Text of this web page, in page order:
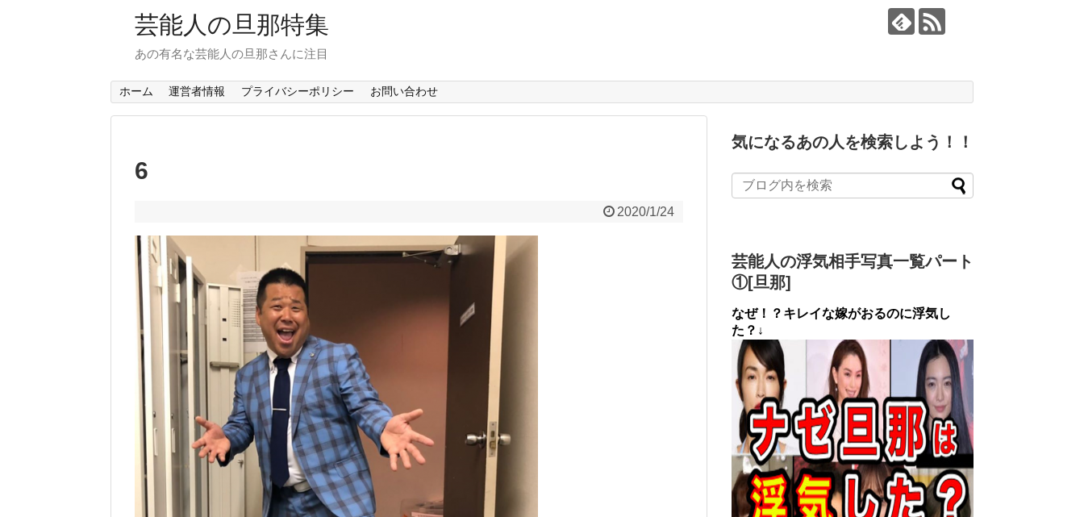
芸能人の旦那特集
あの有名な芸能人の旦那さんに注目
ホーム 運営者情報 プライバシーポリシー お問い合わせ
6
2020/1/24
気になるあの人を検索しよう！！
芸能人の浮気相手写真一覧パート
①[旦那]
なぜ！？キレイな嫁がおるのに浮気し
た？↓